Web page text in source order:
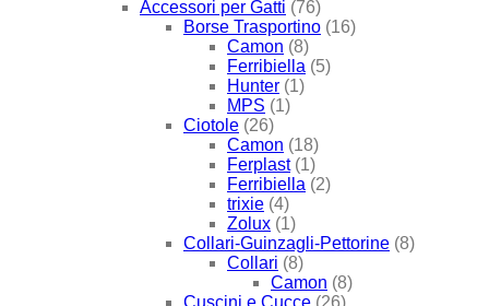
Accessori per Gatti (76)
Borse Trasportino (16)
Camon (8)
Ferribiella (5)
Hunter (1)
MPS (1)
Ciotole (26)
Camon (18)
Ferplast (1)
Ferribiella (2)
trixie (4)
Zolux (1)
Collari-Guinzagli-Pettorine (8)
Collari (8)
Camon (8)
Cuscini e Cucce (26)